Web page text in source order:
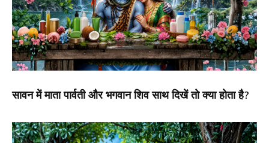
सावन में माता पार्वती और भगवान शिव साथ दिखें तो क्या होता है?